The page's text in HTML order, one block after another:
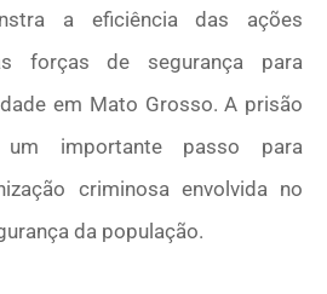
a eficiência das ações
forças de segurança para
em Mato Grosso. A prisão
importante passo para
criminosa envolvida no
da população.